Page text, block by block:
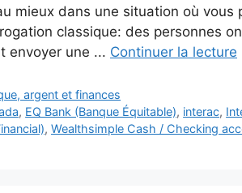
mieux dans une situation où
classique: des personnes
envoyer une ... Continuer la lecture
argent et finances
, EQ Bank (Banque Équitable), interac,
, Wealthsimple Cash / Checking